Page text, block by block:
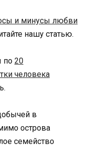
и минусы любви
нашу статью.
по 20
человека
в
острова
семейство